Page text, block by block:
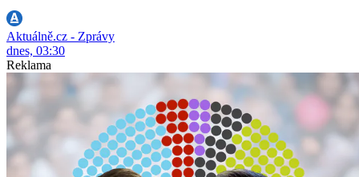
Aktuálně.cz - Zprávy
dnes, 03:30
Reklama